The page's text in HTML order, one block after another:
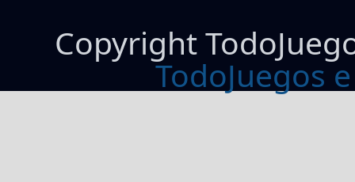
Copyright
TodoJuegos